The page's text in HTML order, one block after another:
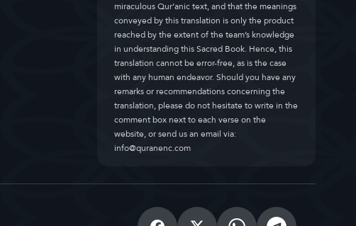
miraculous Qur’anic text, and that the meanings
conveyed by this translation is only the product
reached by the extent of the team’s knowledge
in understanding this Sacred Book. Hence, this
translation cannot be error-free, as is the case
with any human endeavor. Should you have any
remarks or recommendations concerning the
translation, please do not hesitate to write in the
comment box next to each verse on the
website, or send us an email via:
info@quranenc.com